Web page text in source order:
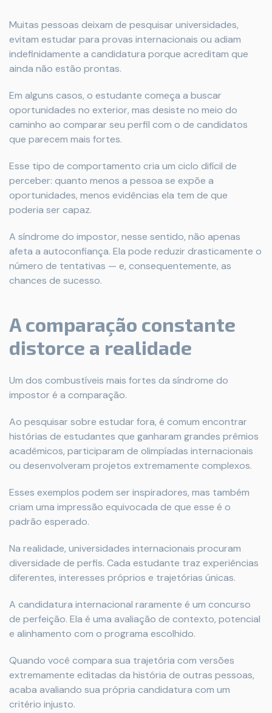
Muitas pessoas deixam de pesquisar universidades,
evitam estudar para provas internacionais ou adiam
indefinidamente a candidatura porque acreditam que
ainda não estão prontas.
Em alguns casos, o estudante começa a buscar
oportunidades no exterior, mas desiste no meio do
caminho ao comparar seu perfil com o de candidatos
que parecem mais fortes.
Esse tipo de comportamento cria um ciclo difícil de
perceber: quanto menos a pessoa se expõe a
oportunidades, menos evidências ela tem de que
poderia ser capaz.
A síndrome do impostor, nesse sentido, não apenas
afeta a autoconfiança. Ela pode reduzir drasticamente o
número de tentativas — e, consequentemente, as
chances de sucesso.
A comparação constante
distorce a realidade
Um dos combustíveis mais fortes da síndrome do
impostor é a comparação.
Ao pesquisar sobre estudar fora, é comum encontrar
histórias de estudantes que ganharam grandes prêmios
acadêmicos, participaram de olimpíadas internacionais
ou desenvolveram projetos extremamente complexos.
Esses exemplos podem ser inspiradores, mas também
criam uma impressão equivocada de que esse é o
padrão esperado.
Na realidade, universidades internacionais procuram
diversidade de perfis. Cada estudante traz experiências
diferentes, interesses próprios e trajetórias únicas.
A candidatura internacional raramente é um concurso
de perfeição. Ela é uma avaliação de contexto, potencial
e alinhamento com o programa escolhido.
Quando você compara sua trajetória com versões
extremamente editadas da história de outras pessoas,
acaba avaliando sua própria candidatura com um
critério injusto.